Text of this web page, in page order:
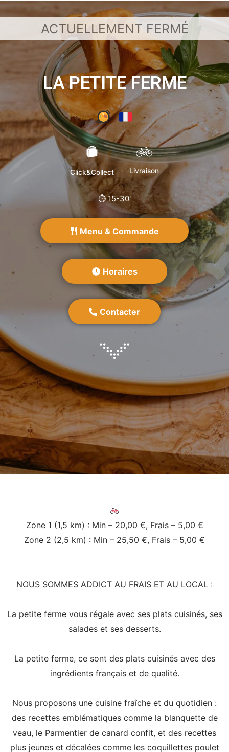
LA PETITE FERME
Click&Collect Livraison
⏱ 15-30'
Menu & Commande
Horaires
Contacter
Zone 1 (1,5 km) : Min – 20,00 €, Frais – 5,00 €
Zone 2 (2,5 km) : Min – 25,50 €, Frais – 5,00 €
NOUS SOMMES ADDICT AU FRAIS ET AU LOCAL :
La petite ferme vous régale avec ses plats cuisinés, ses
salades et ses desserts.
La petite ferme, ce sont des plats cuisinés avec des
ingrédients français et de qualité.
Nous proposons une cuisine fraîche et du quotidien :
des recettes emblématiques comme la blanquette de
veau, le Parmentier de canard confit, et des recettes
plus jeunes et décalées comme les coquillettes poulet